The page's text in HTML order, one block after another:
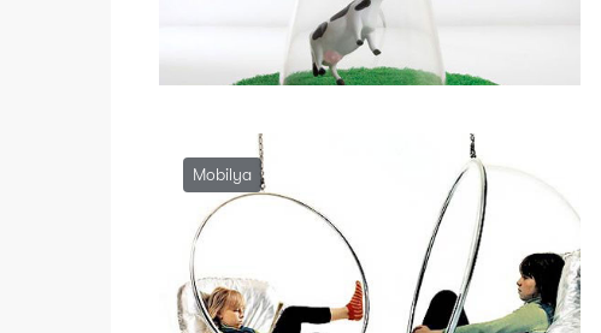
Mobilya